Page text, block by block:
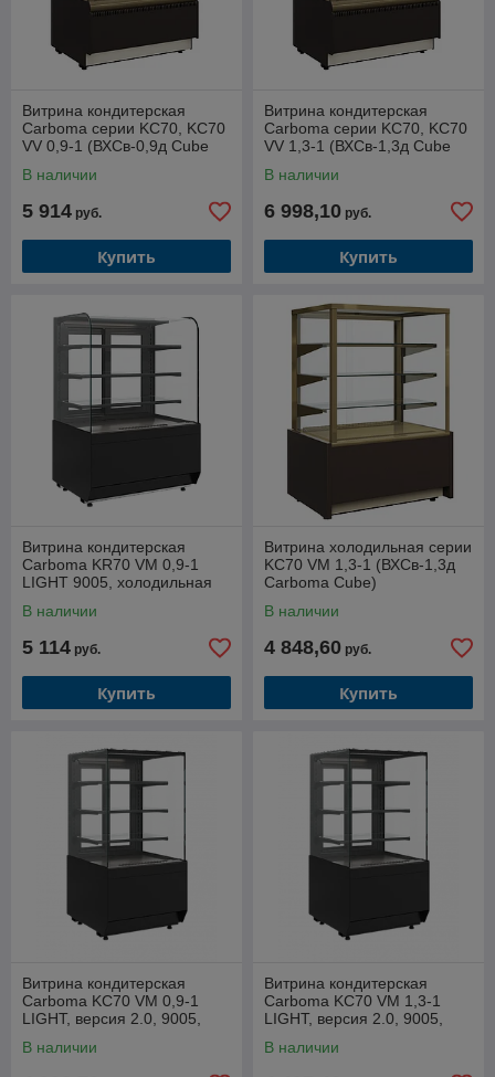
десерты говорят сами за себя!
Витрина кондитерская
Carboma серии KC70, KC70
VV 0,9-1 (ВХСв-0,9д Cube
В наличии
5 914 руб.
Купить
Витрина кондитерская
Carboma серии KC70, KC70
VV 1,3-1 (ВХСв-1,3д Cube
В наличии
6 998,10 руб.
Купить
Витрина кондитерская
Carboma KR70 VM 0,9-1
LIGHT 9005, холодильная
В наличии
5 114 руб.
Купить
Витрина холодильная серии
KC70 VM 1,3-1 (ВХСв-1,3д
Carboma Cube)
В наличии
4 848,60 руб.
Купить
Витрина кондитерская
Carboma KC70 VM 0,9-1
LIGHT, версия 2.0, 9005,
В наличии
Витрина кондитерская
Carboma KC70 VM 1,3-1
LIGHT, версия 2.0, 9005,
В наличии